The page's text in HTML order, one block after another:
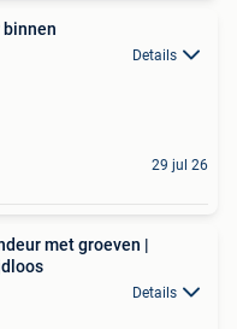
Details
29 jul 26
met groeven |
Details